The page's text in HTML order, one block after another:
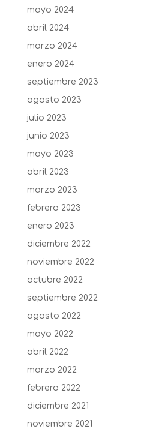
mayo 2024
abril 2024
marzo 2024
enero 2024
septiembre 2023
agosto 2023
julio 2023
junio 2023
mayo 2023
abril 2023
marzo 2023
febrero 2023
enero 2023
diciembre 2022
noviembre 2022
octubre 2022
septiembre 2022
agosto 2022
mayo 2022
abril 2022
marzo 2022
febrero 2022
diciembre 2021
noviembre 2021